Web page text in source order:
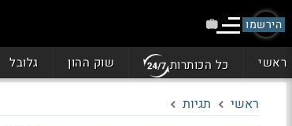
הירשמו
ראשי כל הכותרות שוק ההון גלובל
ראשי תגיות